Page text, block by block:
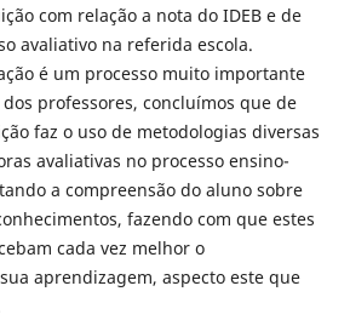
com relação a nota do IDEB e de
avaliativo na referida escola.
é um processo muito importante
professores, concluímos que de
faz o uso de metodologias diversas
avaliativas no processo ensino-
a compreensão do aluno sobre
fazendo com que estes
cada vez melhor o
aprendizagem, aspecto este que